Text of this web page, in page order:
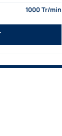
1000 Tr/min